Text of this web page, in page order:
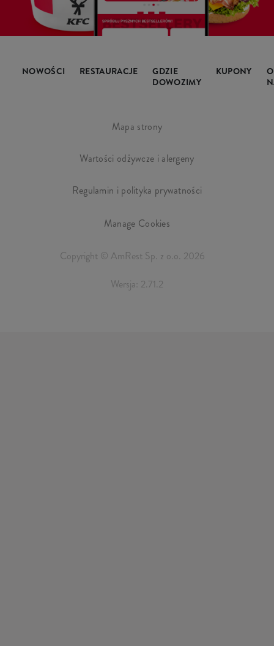
NOWOŚCI RESTAURACJE
GDZIE
DOWOZIMY
KUPONY
O
Mapa strony
Wartości odżywcze i alergeny
Regulamin i polityka prywatności
Manage Cookies
Copyright © AmRest Sp. z o.o. 2026
Wersja: 2.71.2